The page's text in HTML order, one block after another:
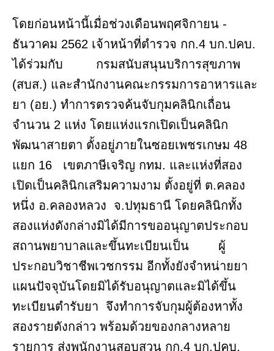
โดยก่อนหน้านี้เมื่อช่วงเดือนพฤศจิกายน -
ธันวาคม 2562 เจ้าหน้าที่ตำรวจ กก.4 บก.ปคบ.
ได้ร่วมกับ กรมสนับสนุนบริการสุขภาพ
(สบส.) และสำนักงานคณะกรรมการอาหารและ
ยา (อย.) ทำการตรวจค้นจับกุมคลินิกเถื่อน
จำนวน 2 แห่ง โดยแห่งแรกเปิดเป็นคลินิก
พัฒนาสายตา ตั้งอยู่ภายในซอยเพชรเกษม 48
แยก 16 เขตภาษีเจริญ กทม. และแห่งที่สอง
เปิดเป็นคลินิกเสริมความงาม ตั้งอยู่ที่ ต.คลอง
หนึ่ง อ.คลองหลวง จ.ปทุมธานี โดยคลินิกทั้ง
สองแห่งดังกล่างมิได้มีการขออนุญาตประกอบ
สถานพยาบาลและขึ้นทะเบียนเป็น ผู้
ประกอบวิชาชีพเวชกรรม อีกทั้งยังจำหน่ายยา
แผนปัจจุบันโดยมิได้รับอนุญาตและมิได้ขึ้น
ทะเบียนตำรับยา จึงทำการจับกุมผู้ต้องหาทั้ง
สองรายดังกล่าว พร้อมด้วยของกลางหลาย
รายการ ส่งพนักงานสอบสวน กก.4 บก.ปคบ.